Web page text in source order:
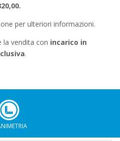
per ulteriori informazioni.
la vendita con incarico in
.